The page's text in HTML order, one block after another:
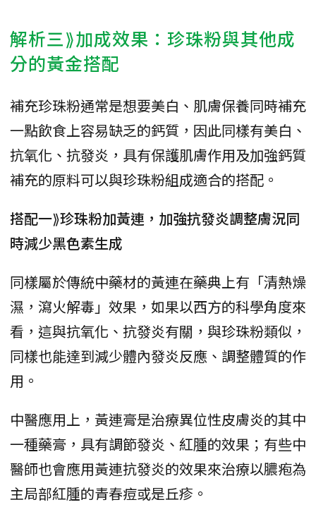
解析三⟫加成效果：珍珠粉與其他成
分的黃金搭配
補充珍珠粉通常是想要美白、肌膚保養同時補充
一點飲食上容易缺乏的鈣質，因此同樣有美白、
抗氧化、抗發炎，具有保護肌膚作用及加強鈣質
補充的原料可以與珍珠粉組成適合的搭配。
搭配一⟫珍珠粉加黃連，加強抗發炎調整膚況同
時減少黑色素生成
同樣屬於傳統中藥材的黃連在藥典上有「清熱燥
濕，瀉火解毒」效果，如果以西方的科學角度來
看，這與抗氧化、抗發炎有關，與珍珠粉類似，
同樣也能達到減少體內發炎反應、調整體質的作
用。
中醫應用上，黃連膏是治療異位性皮膚炎的其中
一種藥膏，具有調節發炎、紅腫的效果；有些中
醫師也會應用黃連抗發炎的效果來治療以膿疱為
主局部紅腫的青春痘或是丘疹。